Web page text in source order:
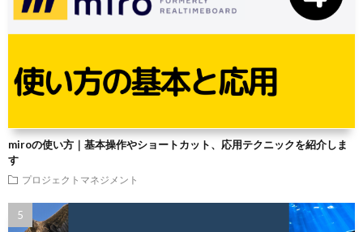
miroの使い方｜基本操作やショートカット、応用テクニックを紹介しま
す
プロジェクトマネジメント